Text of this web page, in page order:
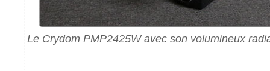
Le Crydom PMP2425W avec son volumineux